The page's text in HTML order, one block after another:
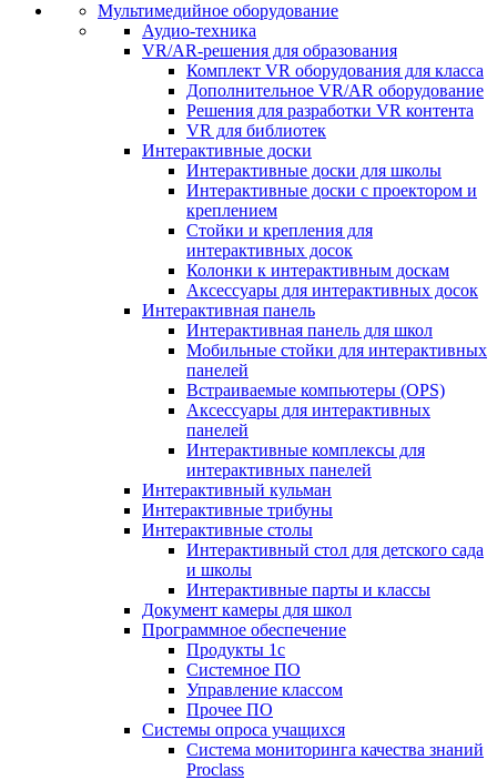
Мультимедийное оборудование
Аудио-техника
VR/AR-решения для образования
Комплект VR оборудования для класса
Дополнительное VR/AR оборудование
Решения для разработки VR контента
VR для библиотек
Интерактивные доски
Интерактивные доски для школы
Интерактивные доски с проектором и
креплением
Стойки и крепления для
интерактивных досок
Колонки к интерактивным доскам
Аксессуары для интерактивных досок
Интерактивная панель
Интерактивная панель для школ
Мобильные стойки для интерактивных
панелей
Встраиваемые компьютеры (OPS)
Аксессуары для интерактивных
панелей
Интерактивные комплексы для
интерактивных панелей
Интерактивный кульман
Интерактивные трибуны
Интерактивные столы
Интерактивный стол для детского сада
и школы
Интерактивные парты и классы
Документ камеры для школ
Программное обеспечение
Продукты 1с
Системное ПО
Управление классом
Прочее ПО
Системы опроса учащихся
Система мониторинга качества знаний
Proclass